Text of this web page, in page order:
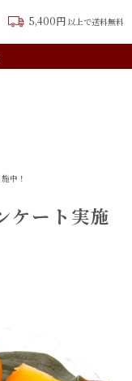
5,400円以上で送料無料
中！
ケート実施